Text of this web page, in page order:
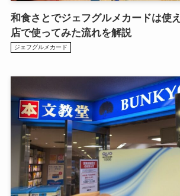
和食さとでジェフグルメカードは使
店で使ってみた流れを解説
ジェフグルメカード